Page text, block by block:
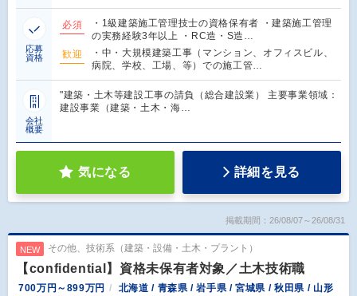
応募
資格
必須
・1級建築施工管理技士の資格保有者 ・建築施工管理
の実務経験3年以上 ・RC造・S造…
歓迎
・中・大規模建築工事（マンション、オフィスビル、
病院、学校、工場、等）での施工管…
会社
概要
"建築・土木等建設工事の請負（総合建設業） 主要事業領域：
建設事業（建築・土木・海…
気になる 詳細を見る
掲載期間：26/08/07～26/08/31
NEW その他、技術系（建築・設備・土木・プラント）
【confidential】資格未保有者対象／土木技術職
700万円～899万円
北海道 / 青森県 / 岩手県 / 宮城県 / 秋田県 / 山形